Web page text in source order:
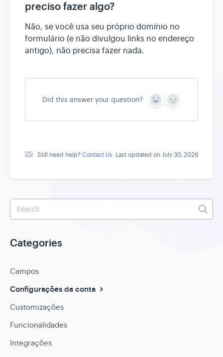
preciso fazer algo?
Não, se você usa seu próprio domínio no
formulário (e não divulgou links no endereço
antigo), não precisa fazer nada.
Did this answer your question?
Y
s
N
Still need help?Contact Us Last updated on July 30, 2026
Categories
Campos
Configurações da conta
Customizações
Funcionalidades
Integrações